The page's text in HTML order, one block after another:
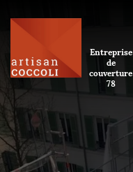
Entreprise
de
couverture
78